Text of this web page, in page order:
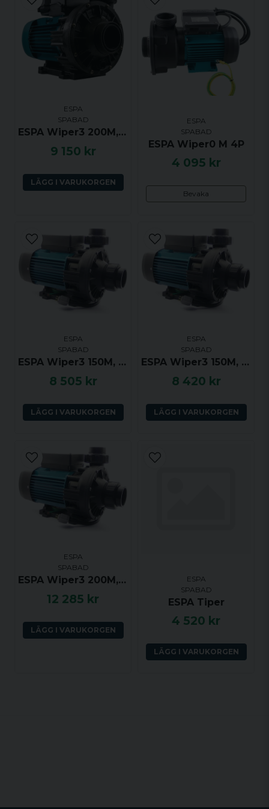
ESPA
SPABAD
ESPA Wiper3 200M, 2.0hk, 1 växel
9 150 kr
LÄGG I VARUKORGEN
ESPA
SPABAD
ESPA Wiper0 M 4P
4 095 kr
Bevaka
ESPA
SPABAD
ESPA Wiper3 150M, 1.5hk, 1 växel
8 505 kr
LÄGG I VARUKORGEN
ESPA
SPABAD
ESPA Wiper3 150M, 1.5hk, 2 växlar
8 420 kr
LÄGG I VARUKORGEN
ESPA
SPABAD
ESPA Wiper3 200M, 3.0hk, 1 växel
12 285 kr
LÄGG I VARUKORGEN
ESPA
SPABAD
ESPA Tiper
4 520 kr
LÄGG I VARUKORGEN
Används ofta
med:
Finns främst i bubbelbad
men har även använts i
vissa märken av
badtunna.
Ytterligare
Ja, ni får publicera min fråga